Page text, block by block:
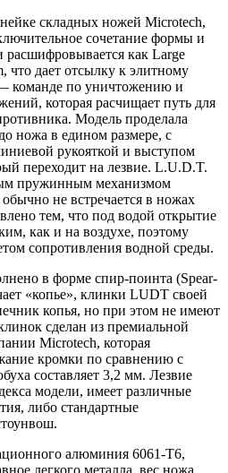
складных ножей Microtech,
сочетание формы и
как Large
что дает отсылку к элитному
по уничтожению и
которая расчищает путь для
Модель проделала
ножа в едином размере, с
рукояткой и выступом
переходит на лезвие. L.U.D.T.
пружинным механизмом
не встречается в ножах
тем, что под водой открытие
как и на воздухе, поэтому
сопротивления водной среды.
в форме спир-поинта (Spear-
«копье», клинки LUDT своей
копья, но при этом не имеют
сделан из премиальной
Microtech, которая
кромки по сравнению с
составляет 3,2 мм. Лезвие
модели, имеет различные
либо стандартные
алюминия 6061-T6,
легкого металла, вес ножа